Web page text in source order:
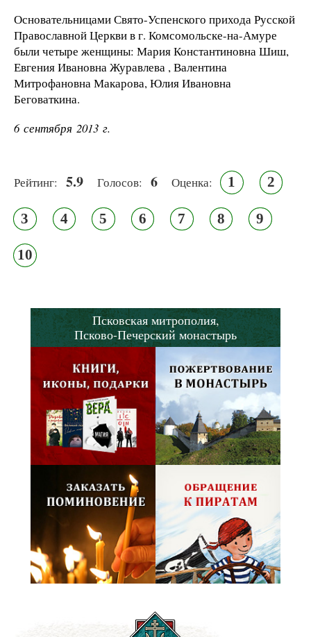
Основательницами Свято-Успенского прихода Русской
Православной Церкви в г. Комсомольске-на-Амуре
были четыре женщины: Мария Константиновна Шиш,
Евгения Ивановна Журавлева , Валентина
Митрофановна Макарова, Юлия Ивановна
Беговаткина.
6 сентября 2013 г.
Рейтинг: 5.9 Голосов: 6 Оценка: 1 2
3 4 5 6 7 8 9
10
Псковская митрополия,
Псково-Печерский монастырь